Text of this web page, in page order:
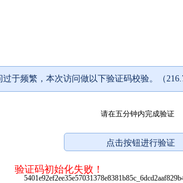
过于频繁，本次访问做以下验证码校验。（
请在五分钟内完成验证
验证码初始化失败！